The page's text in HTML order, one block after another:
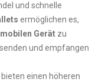
und schnelle
ermöglichen es,
mobilen Gerätzu
und empfangen
einen höheren